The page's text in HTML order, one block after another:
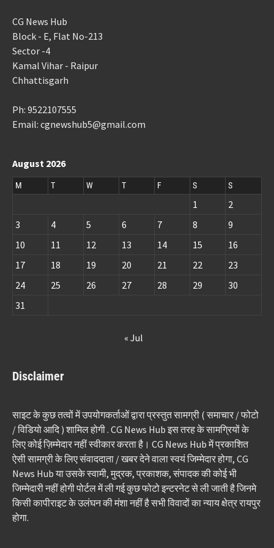
CG News Hub
Block - E, Flat No-213
Sector -4
Kamal Vihar - Raipur
Chhattisgarh
Ph: 9522107555
Email: cgnewshub5@gmail.com
August 2026
M T W T F S S
1
2
3
4 5 6 7 8
9
10
11 12 13 14 15
16
17
18 19 20 21 22
23
24
25 26 27 28 29
30
31
« Jul
Disclaimer
साइट के कुछ तत्वों में उपयोगकर्ताओं द्वारा प्रस्तुत सामग्री ( समाचार / फोटो
/ विडियो आदि ) शामिल होगी . CG News Hub इस तरह के सामग्रियों के
लिए कोई ज़िम्मेदार नहीं स्वीकार करता है। CG News Hub में प्रकाशित
ऐसी सामग्री के लिए संवाददाता / खबर देने वाला स्वयं जिम्मेदार होगा, CG
News Hub या उसके स्वामी, मुद्रक, प्रकाशक, संपादक की कोई भी
जिम्मेदारी नहीं होगी पोर्टल में ली गई कुछ फोटो इन्टरनेट से ली जाती है जिनमे
किसी कापीराइट के उलंघन की मंशा नहीं है सभी विवादों का न्याय क्षेत्र रायपुर
होगा.